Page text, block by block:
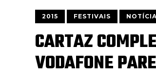
2015 FESTIVAIS
CARTAZ
VODAFONE